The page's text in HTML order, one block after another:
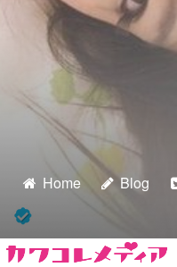
Home Blog